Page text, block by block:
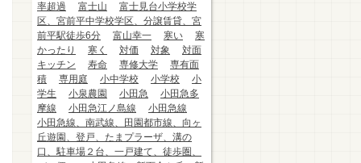
率超過
富士山
富士見台小学校学
区、宮前平中学校学区、分譲賃貸、宮
前平駅徒歩6分
富山幸一 寒い
寒
かったり
寒く 対価 対象
対面
キッチン
寿命 専修大学
専有面
積
専用庭 小中学校 小学校
小
学生
小泉農園 小田急
小田急多
摩線
小田急江ノ島線
小田急線
小田急線、南武線、田園都市線、向ヶ
丘遊園、登戸、たまプラーザ、溝の
口、駐車場２台、一戸建て、徒歩圏、